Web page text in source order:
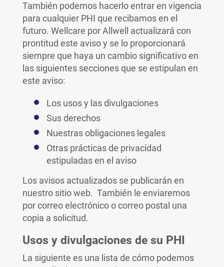
También podemos hacerlo entrar en vigencia
para cualquier PHI que recibamos en el
futuro. Wellcare por Allwell actualizará con
prontitud este aviso y se lo proporcionará
siempre que haya un cambio significativo en
las siguientes secciones que se estipulan en
este aviso:
Los usos y las divulgaciones
Sus derechos
Nuestras obligaciones legales
Otras prácticas de privacidad
estipuladas en el aviso
Los avisos actualizados se publicarán en
nuestro sitio web. También le enviaremos
por correo electrónico o correo postal una
copia a solicitud.
Usos y divulgaciones de su PHI
La siguiente es una lista de cómo podemos